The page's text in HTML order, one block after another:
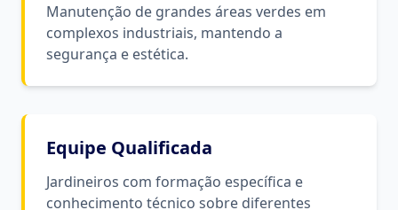
Manutenção de grandes áreas verdes em
complexos industriais, mantendo a
segurança e estética.
Equipe Qualificada
Jardineiros com formação específica e
conhecimento técnico sobre diferentes